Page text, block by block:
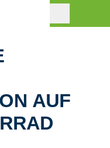
AUF